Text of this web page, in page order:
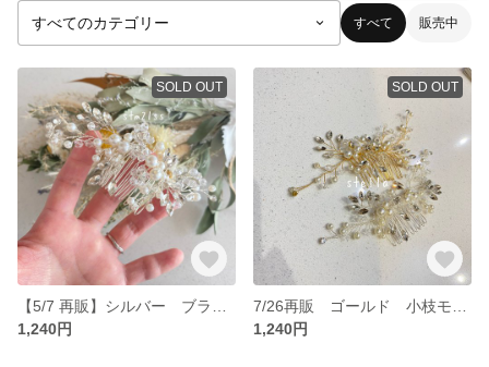
すべて 販売中
SOLD OUT
1,240円
SOLD OUT
1,240円